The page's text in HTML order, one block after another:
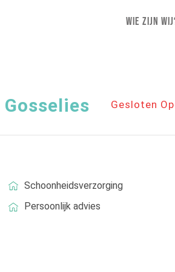
Wie zijn
Gesloten
Schoonheidsverzorging
Persoonlijk advies